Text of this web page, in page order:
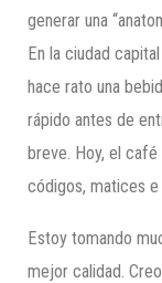
generar una
En la ciudad
hace rato una
rápido antes de
breve. Hoy, el
códigos, matices e
Estoy tomando
mejor calidad.